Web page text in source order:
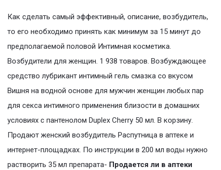
Как сделать самый эффективный, описание, возбудитель,
то его необходимо принять как минимум за 15 минут до
предполагаемой половой Интимная косметика.
Возбудители для женщин. 1 938 товаров. Возбуждающее
средство лубрикант интимный гель смазка со вкусом
Вишня на водной основе для мужчин женщин любых пар
для секса интимного применения близости в домашних
условиях с пантенолом Duplex Cherry 50 мл. В корзину.
Продают женский возбудитель Распутница в аптеке и
интернет-площадках. По инструкции в 200 мл воды нужно
растворить 35 мл препарата- Продается ли в аптеки